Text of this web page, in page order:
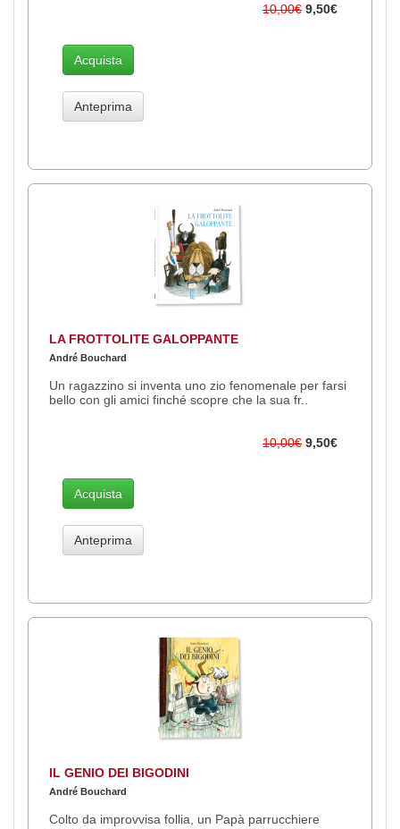
10,00€ 9,50€
Acquista
Anteprima
LA FROTTOLITE GALOPPANTE
André Bouchard
Un ragazzino si inventa uno zio fenomenale per farsi
bello con gli amici finché scopre che la sua fr..
10,00€ 9,50€
Acquista
Anteprima
IL GENIO DEI BIGODINI
André Bouchard
Colto da improvvisa follia, un Papà parrucchiere